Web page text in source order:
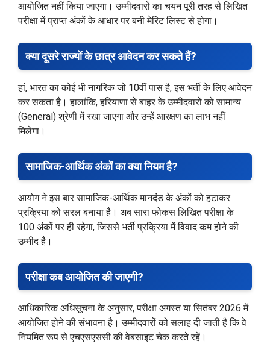
आयोजित नहीं किया जाएगा। उम्मीदवारों का चयन पूरी तरह से लिखित
परीक्षा में प्राप्त अंकों के आधार पर बनी मेरिट लिस्ट से होगा।
क्या दूसरे राज्यों के छात्र आवेदन कर सकते हैं?
हां, भारत का कोई भी नागरिक जो 10वीं पास है, इस भर्ती के लिए आवेदन
कर सकता है। हालांकि, हरियाणा से बाहर के उम्मीदवारों को सामान्य
(General) श्रेणी में रखा जाएगा और उन्हें आरक्षण का लाभ नहीं
मिलेगा।
सामाजिक-आर्थिक अंकों का क्या नियम है?
आयोग ने इस बार सामाजिक-आर्थिक मानदंड के अंकों को हटाकर
प्रक्रिया को सरल बनाया है। अब सारा फोकस लिखित परीक्षा के
100 अंकों पर ही रहेगा, जिससे भर्ती प्रक्रिया में विवाद कम होने की
उम्मीद है।
परीक्षा कब आयोजित की जाएगी?
आधिकारिक अधिसूचना के अनुसार, परीक्षा अगस्त या सितंबर 2026 में
आयोजित होने की संभावना है। उम्मीदवारों को सलाह दी जाती है कि वे
नियमित रूप से एचएसएससी की वेबसाइट चेक करते रहें।